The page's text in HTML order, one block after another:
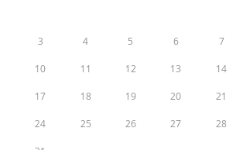
3 4 5 6 7
10 11 12 13 14
17 18 19 20 21
24 25 26 27 28